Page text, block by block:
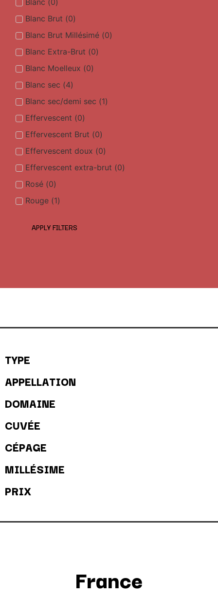
Blanc (0)
Blanc Brut (0)
Blanc Brut Millésimé (0)
Blanc Extra-Brut (0)
Blanc Moelleux (0)
Blanc sec (4)
Blanc sec/demi sec (1)
Effervescent (0)
Effervescent Brut (0)
Effervescent doux (0)
Effervescent extra-brut (0)
Rosé (0)
Rouge (1)
APPLY FILTERS
TYPE
APPELLATION
DOMAINE
CUVÉE
CÉPAGE
MILLÉSIME
PRIX
France